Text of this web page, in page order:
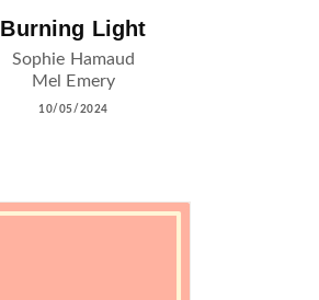
Burning Light
Sophie Hamaud
Mel Emery
10/05/2024